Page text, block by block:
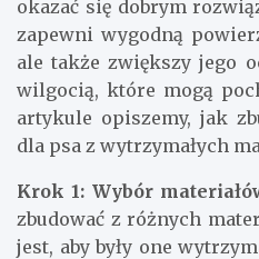
okazać się dobrym
zapewni wygodną
ale także zwiększy jego
wilgocią, które mogą
artykule opiszemy, jak
dla psa z wytrzymałych
Krok 1: Wybór
zbudować z różnych
jest, aby były one